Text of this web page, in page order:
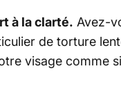
à la clarté. Avez-
de torture
visage comme